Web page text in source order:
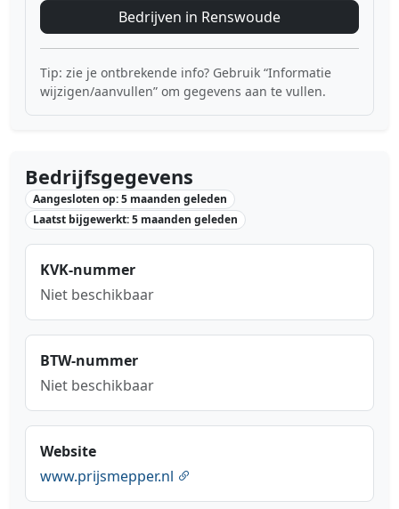
Bedrijven in Renswoude
Tip: zie je ontbrekende info? Gebruik “Informatie
wijzigen/aanvullen” om gegevens aan te vullen.
Bedrijfsgegevens
Aangesloten op: 5 maanden geleden
Laatst bijgewerkt: 5 maanden geleden
KVK-nummer
Niet beschikbaar
BTW-nummer
Niet beschikbaar
Website
www.prijsmepper.nl